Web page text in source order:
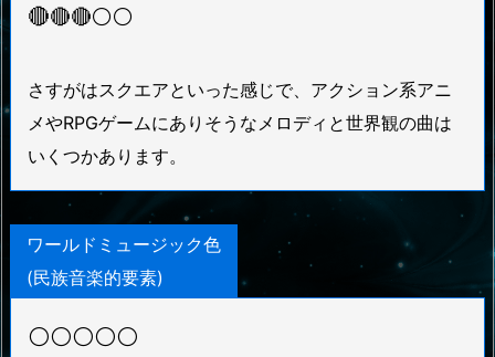
🔴🔴🔴⚪⚪
さすがはスクエアといった感じで、アクション系アニ
メやRPGゲームにありそうなメロディと世界観の曲は
いくつかあります。
ワールドミュージック色
(民族音楽的要素)
⚪⚪⚪⚪⚪